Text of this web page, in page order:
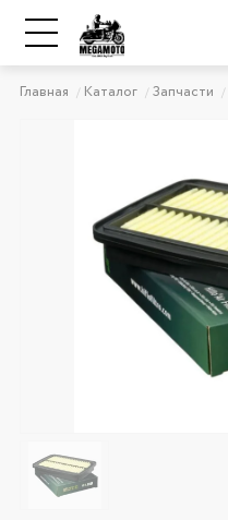
Главная Каталог Запчасти